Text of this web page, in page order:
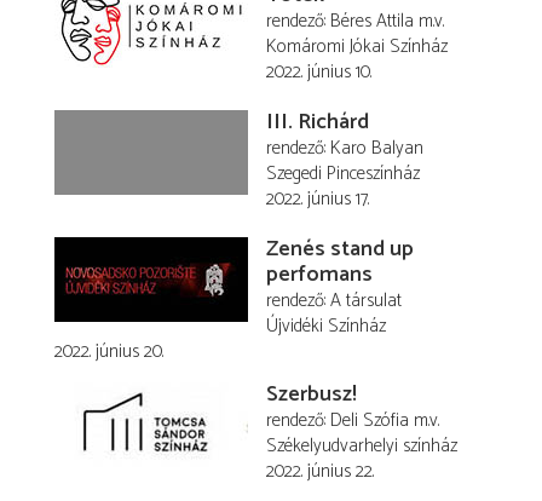
rendező Béres Attila m.v.
Komáromi Jókai Színház
2022. június 10.
III. Richárd
rendező Karo Balyan
Szegedi Pinceszínház
2022. június 17.
Zenés stand up
perfomans
rendező A társulat
Újvidéki Színház
2022. június 20.
Szerbusz!
rendező Deli Szófia m.v.
Székelyudvarhelyi színház
2022. június 22.